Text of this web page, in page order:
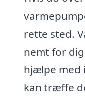
rette sted.
nemt for
hjælpe med
kan træffe